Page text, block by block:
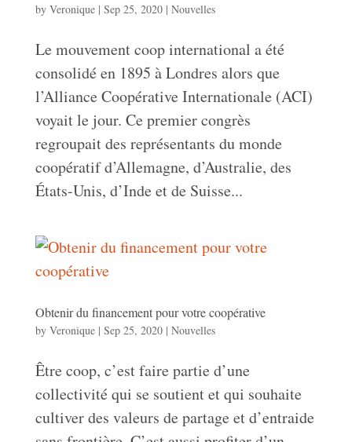
by Veronique| Sep 25, 2020| Nouvelles
Le mouvement coop international a été
consolidé en 1895 à Londres alors que
l’Alliance Coopérative Internationale (ACI)
voyait le jour. Ce premier congrès
regroupait des représentants du monde
coopératif d’Allemagne, d’Australie, des
États-Unis, d’Inde et de Suisse...
Obtenir du financement pour votre coopérative
by Veronique| Sep 25, 2020| Nouvelles
Être coop, c’est faire partie d’une
collectivité qui se soutient et qui souhaite
cultiver des valeurs de partage et d’entraide